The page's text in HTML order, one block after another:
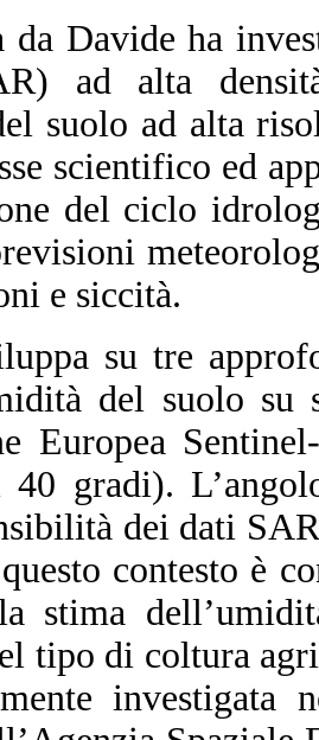
da Davide ha
ad alta
suolo ad alta
scientifico ed
del ciclo
e siccità.
su tre
del suolo
Europea
40 gradi).
dei dati
contesto è
stima
tipo di coltura
investigata